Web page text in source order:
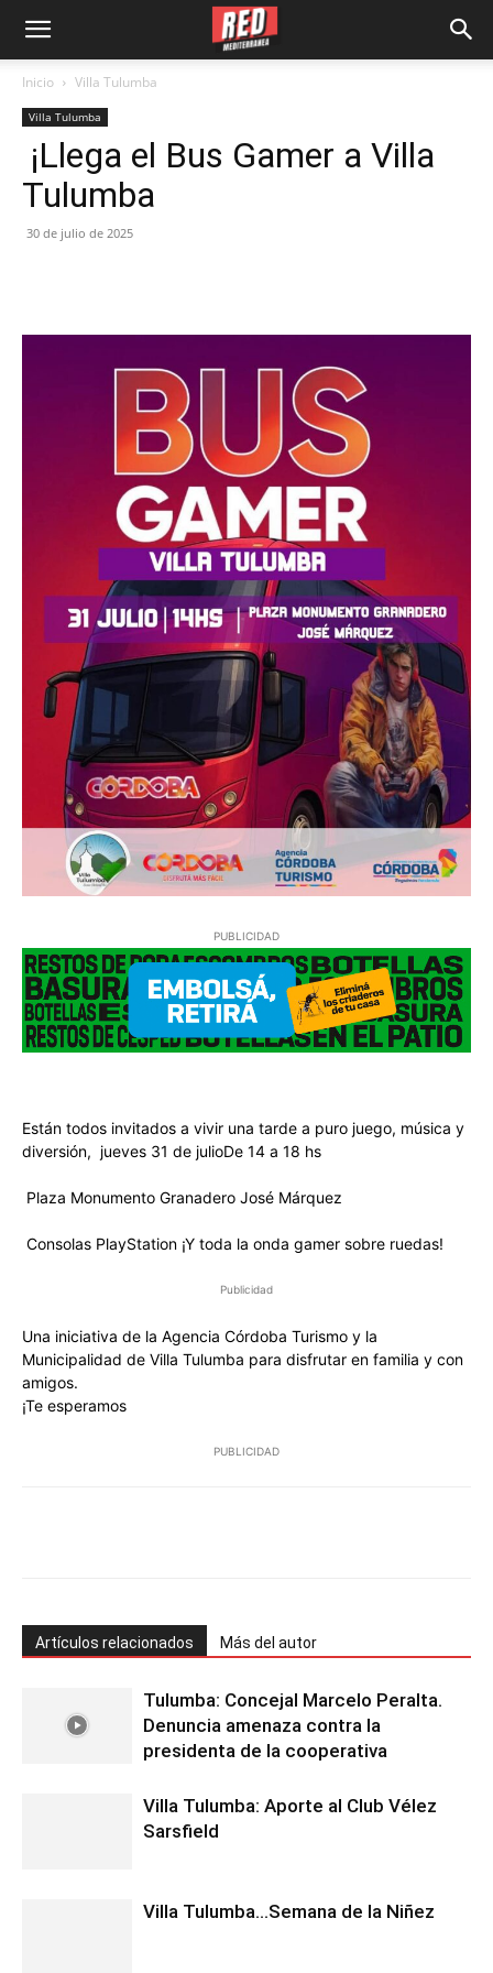
Inicio Villa Tulumba
Villa Tulumba
¡Llega el Bus Gamer a Villa
Tulumba
30 de julio de 2025
PUBLICIDAD
Están todos invitados a vivir una tarde a puro juego, música y
diversión, jueves 31 de julioDe 14 a 18 hs
Plaza Monumento Granadero José Márquez
Consolas PlayStation ¡Y toda la onda gamer sobre ruedas!
Publicidad
Una iniciativa de la Agencia Córdoba Turismo y la
Municipalidad de Villa Tulumba para disfrutar en familia y con
amigos.
¡Te esperamos
PUBLICIDAD
Artículos relacionados Más del autor
Tulumba: Concejal Marcelo Peralta.
Denuncia amenaza contra la
presidenta de la cooperativa
Villa Tulumba: Aporte al Club Vélez
Sarsfield
Villa Tulumba…Semana de la Niñez